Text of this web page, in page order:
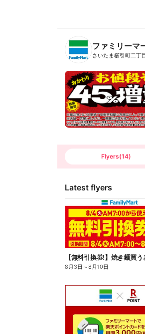
B
n
T
ファミリーマ
さいたま櫛引町二丁
Flyers(14)
Latest flyers
8月3日 ～8月10日